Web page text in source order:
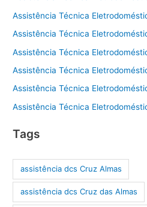
Assistência Técnica
Assistência Técnica
Assistência Técnica
Assistência Técnica
Assistência Técnica
Assistência Técnica
Tags
assistência dcs Cruz Almas
assistência dcs Cruz das Almas